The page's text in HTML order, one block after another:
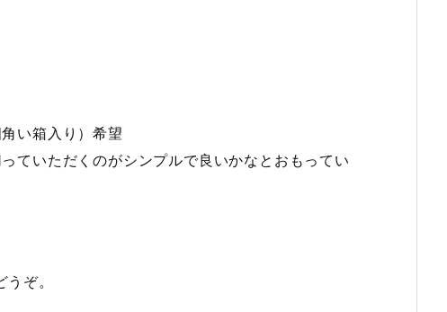
い箱入り）希望
ていただくのがシンプルで良いかなとおもってい
うぞ。